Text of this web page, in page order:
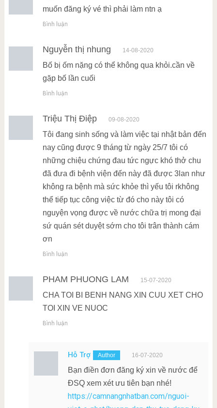
muốn đăng ký vé thì phải làm ntn ạ
Bình luận
Nguyễn thị nhung 14-08-2020
Bố bị ốm nặng có thể không qua khỏi.cần về
gặp bố lần cuối
Bình luận
Triệu Thị Điệp 09-08-2020
Tôi đang sinh sống và làm việc tại nhật bản đến
nay cũng được 9 tháng từ ngày 25/7 tôi có
những chiệu chứng đau tức ngực khó thở chu
đã đưa đi bệnh viện đến này đã được 3lan như
không ra bệnh mà sức khỏe thì yếu tôi rkhông
thể tiếp tục công việc từ đó cho này tôi có
nguyện vọng được về nước chữa trị mong đại
sứ quán sét duyệt sớm cho tôi trân thành cám
ơn
Bình luận
PHAM PHUONG LAM 15-07-2020
CHA TOI BI BENH NANG XIN CUU XET CHO
TOI XIN VE NUOC
Bình luận
Hỗ Trợ 16-07-2020
Bạn điền đơn đăng ký xin về nước để
ĐSQ xem xét ưu tiên bạn nhé!
https://camnangnhatban.com/nguoi-